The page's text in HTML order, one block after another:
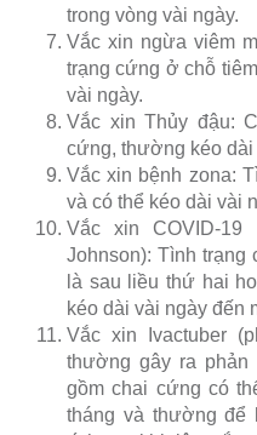
trong vòng vài ngày.
Vắc xin ngừa viêm
trạng cứng ở chỗ
vài ngày.
Vắc xin Thủy đậu:
cứng, thường kéo dài
Vắc xin bệnh zona:
và có thể kéo dài vài
Vắc xin COVID-19
Johnson): Tình trạng
là sau liều thứ hai
kéo dài vài ngày đến
Vắc xin Ivactuber
thường gây ra
gồm chai cứng có
tháng và thường để